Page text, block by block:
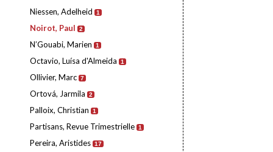
Niessen, Adelheid 1
Noirot, Paul 2
N’Gouabi, Marien 1
Octavio, Luísa d'Almeida 1
Ollivier, Marc 7
Ortová, Jarmila 2
Palloix, Christian 1
Partisans, Revue Trimestrielle 1
Pereira, Aristides 17